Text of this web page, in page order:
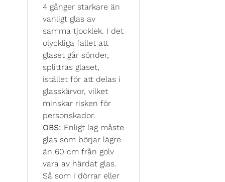
4 gånger starkare än
vanligt glas av
samma tjocklek. I det
olyckliga fallet att
glaset går sönder,
splittras glaset,
istället för att delas i
glasskärvor, vilket
minskar risken för
personskador.
OBS: Enligt lag måste
glas som börjar lägre
än 60 cm från golv
vara av härdat glas.
Så som i dörrar eller